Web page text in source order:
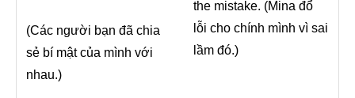
(Các người bạn đã chia
sẻ bí mật của mình với
nhau.)
the mistake. (Mina đổ
lỗi cho chính mình vì sai
lầm đó.)